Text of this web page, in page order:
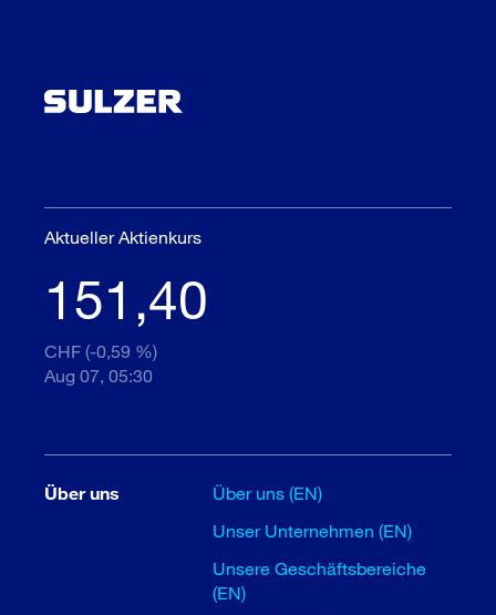
Aktueller Aktienkurs
151,40
CHF (-0,59 %)
Aug 07, 05:30
Über uns
Über uns (EN)
Unser Unternehmen (EN)
Unsere Geschäftsbereiche
(EN)